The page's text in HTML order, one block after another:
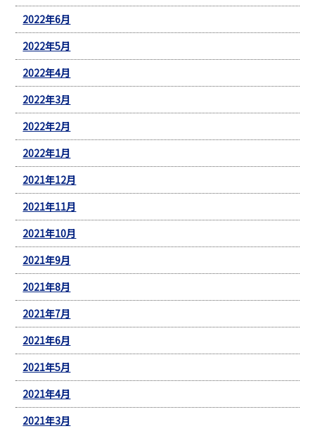
2022年6月
2022年5月
2022年4月
2022年3月
2022年2月
2022年1月
2021年12月
2021年11月
2021年10月
2021年9月
2021年8月
2021年7月
2021年6月
2021年5月
2021年4月
2021年3月